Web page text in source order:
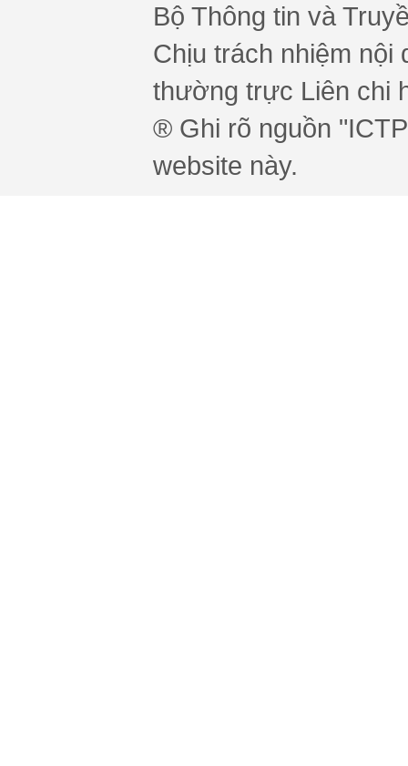
Bộ Thông tin và
Chịu trách nhiệm nội
thường trực Liên chi
® Ghi rõ nguồn
website này.